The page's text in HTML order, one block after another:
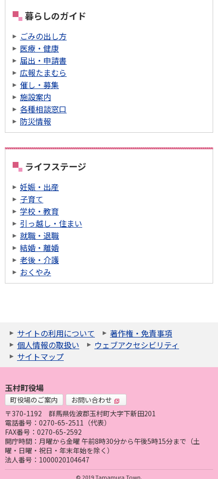
暮らしのガイド
ごみの出し方
医療・健康
届出・申請書
広報たまむら
催し・募集
施設案内
各種相談窓口
防災情報
ライフステージ
妊娠・出産
子育て
学校・教育
引っ越し・住まい
就職・退職
結婚・離婚
老後・介護
おくやみ
サイトの利用について
著作権・免責事項
個人情報の取扱い
ウェブアクセシビリティ
サイトマップ
玉村町役場
町役場のご案内
お問い合わせ
〒370-1192
群馬県佐波郡玉村町大字下新田201
電話番号：0270-65-2511（代表）
FAX番号：0270-65-2592
開庁時間：月曜から金曜 午前8時30分から午後5時15分まで（土
曜・日曜・祝日・年末年始を除く）
法人番号：1000020104647
© 2019 Tamamura Town.